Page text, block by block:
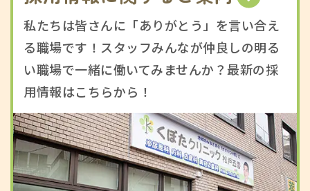
私たちは皆さんに「ありがとう」を言い合え
る職場です！スタッフみんなが仲良しの明る
い職場で一緒に働いてみませんか？最新の採
用情報はこちらから！